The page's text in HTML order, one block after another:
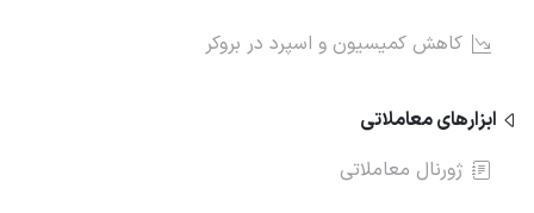
کاهش کمیسیون و اسپرد در بروکر
ابزارهای معاملاتی
ژورنال معاملاتی